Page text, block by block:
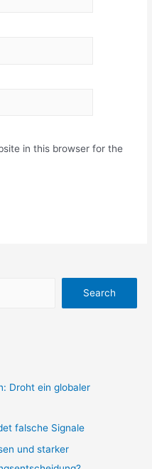
in this browser for the
Search
Droht ein globaler
falsche Signale
und starker